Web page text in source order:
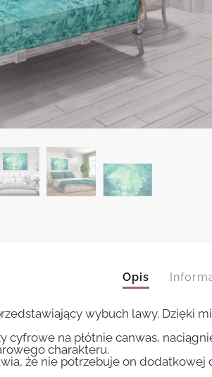
Opis
wybuch lawy. Dzięki
cyfrowe na płótnie canwas,
charakteru.
że nie potrzebuje on